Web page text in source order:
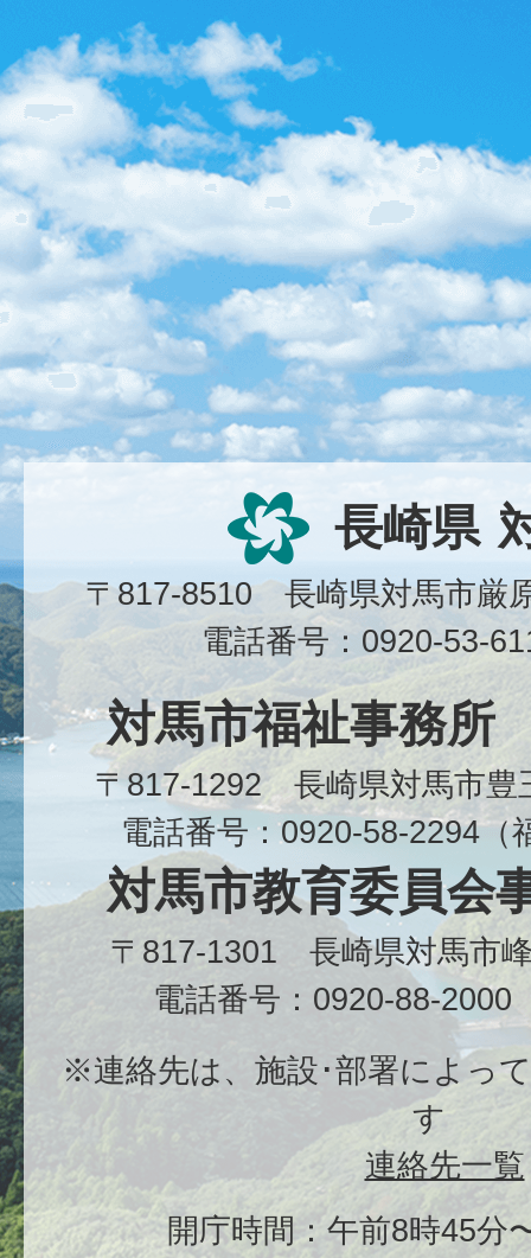
長崎県
〒817-8510 長崎県対馬市
電話番号：0920-53-
対馬市福祉事務所
〒817-1292 長崎県対馬市
電話番号：0920-58-2294（
対馬市教育委員会
〒817-1301 長崎県対馬市
電話番号：0920-88-2000
※連絡先は、施設･部署によっ
す
連絡先一覧
開庁時間：午前8時45分